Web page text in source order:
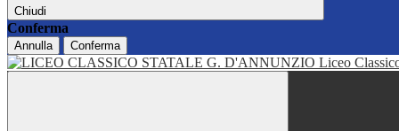
Chiudi
Conferma
Annulla Conferma
Liceo